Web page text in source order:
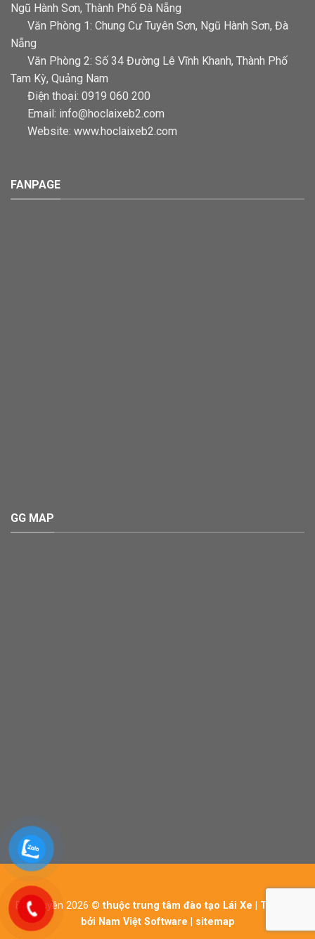
Ngũ Hành Sơn, Thành Phố Đà Nẵng
Văn Phòng 1: Chung Cư Tuyên Sơn, Ngũ Hành Sơn, Đà
Nẵng
Văn Phòng 2: Số 34 Đường Lê Vĩnh Khanh, Thành Phố
Tam Kỳ, Quảng Nam
Điện thoại: 0919 060 200
Email: info@hoclaixeb2.com
Website: www.hoclaixeb2.com
FANPAGE
GG MAP
Bản quyền 2026 ©thuộc trung tâm đào tạo Lái Xe | Thiết kế
bởi Nam Việt Software
sitemap